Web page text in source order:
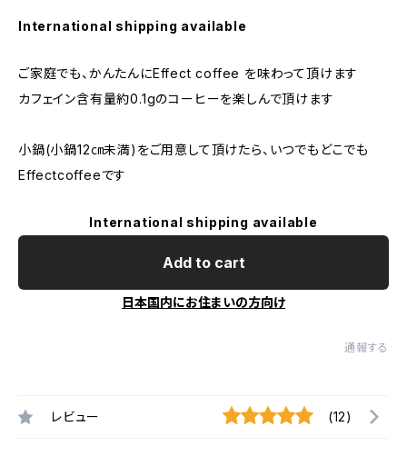
International shipping available
ご家庭でも、かんたんにEffect coffee を味わって頂けます
カフェイン含有量約0.1gのコーヒーを楽しんで頂けます
小鍋(小鍋12㎝未満)をご用意して頂けたら、いつでもどこでも
Effectcoffeeです
International shipping available
Add to cart
日本国内にお住まいの方向け
通報する
レビュー (12)